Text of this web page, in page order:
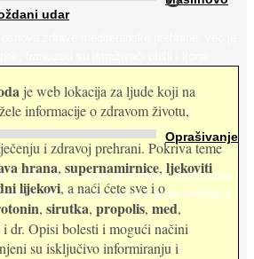
udar
zdrave mediteranske prehrane, već je
Oprašivanje
kruške zanemaruje se problem oprašivanja
da će krušku oprašiti pčele medarice
je web lokacija za ljude koji na
informacije o zdravom životu,
i zdravoj prehrani. Pokriva teme
hrana, supernamirnice, ljekoviti
lijekovi, a naći ćete sve i o
, sirutka, propolis, med,
i dr. Opisi bolesti i mogući načini
su isključivo informiranju i